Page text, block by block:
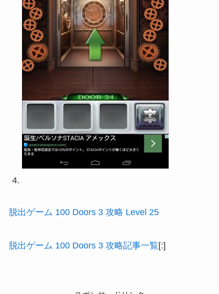
脱出ゲーム 100 Doors 3 攻略 Level 25
脱出ゲーム 100 Doors 3 攻略記事一覧[:]